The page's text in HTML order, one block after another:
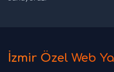
İzmir Özel Web